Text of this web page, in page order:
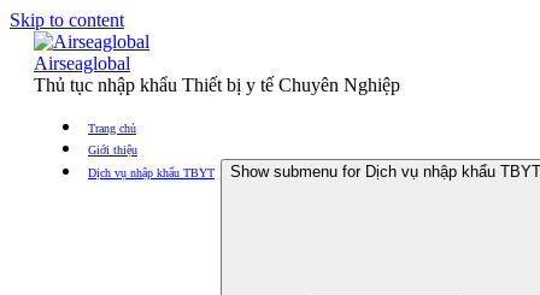
Skip to content
Airseaglobal
Thủ tục nhập khẩu Thiết bị y tế Chuyên Nghiệp
Trang chủ
Giới thiệu
Dịch vụ nhập khẩu TBYT
Show submenu for Dịch vụ nhập khẩu TBYT